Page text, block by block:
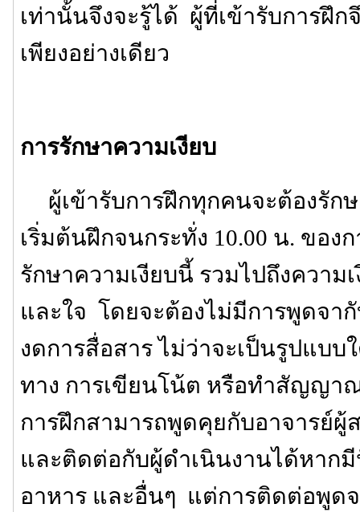
เท่านั้นจึงจะรู้ได้ ผู้ที่เข้ารับการฝึ
เพียงอย่างเดียว
การรักษาความเงียบ
ผู้เข้ารับการฝึกทุกคนจะต้องรัก
เริ่มต้นฝึกจนกระทั่ง 10.00 น. ของ
รักษาความเงียบนี้ รวมไปถึงความ
และใจ โดยจะต้องไม่มีการพูดจา
งดการสื่อสาร ไม่ว่าจะเป็นรูปแบบ
ทาง การเขียนโน้ต หรือทำสัญญา
การฝึกสามารถพูดคุยกับอาจารย์
และติดต่อกับผู้ดำเนินงานได้หาก
อาหาร และอื่นๆ แต่การติดต่อพูด